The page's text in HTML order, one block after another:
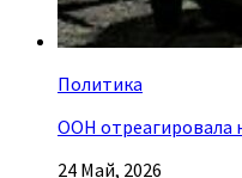
Политика
ООН отреагировала
24 Май, 2026